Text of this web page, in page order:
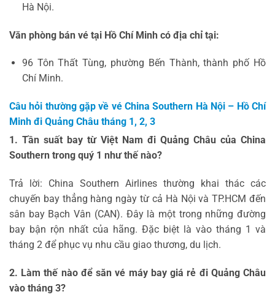
Hà Nội.
Văn phòng bán vé tại Hồ Chí Minh có địa chỉ tại:
96 Tôn Thất Tùng, phường Bến Thành, thành phố Hồ
Chí Minh.
Câu hỏi thường gặp về vé China Southern Hà Nội – Hồ Chí
Minh đi Quảng Châu tháng 1, 2, 3
1. Tần suất bay từ Việt Nam đi Quảng Châu của China
Southern trong quý 1 như thế nào?
Trả lời: China Southern Airlines thường khai thác các
chuyến bay thẳng hàng ngày từ cả Hà Nội và TP.HCM đến
sân bay Bạch Vân (CAN). Đây là một trong những đường
bay bận rộn nhất của hãng. Đặc biệt là vào tháng 1 và
tháng 2 để phục vụ nhu cầu giao thương, du lịch.
2. Làm thế nào để săn vé máy bay giá rẻ đi Quảng Châu
vào tháng 3?